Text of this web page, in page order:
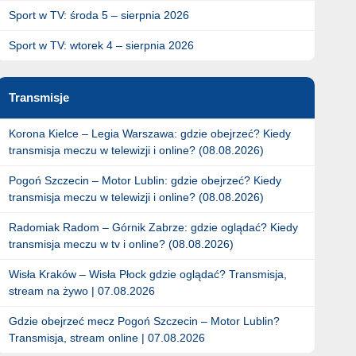
Sport w TV: środa 5 – sierpnia 2026
Sport w TV: wtorek 4 – sierpnia 2026
Transmisje
Korona Kielce – Legia Warszawa: gdzie obejrzeć? Kiedy
transmisja meczu w telewizji i online? (08.08.2026)
Pogoń Szczecin – Motor Lublin: gdzie obejrzeć? Kiedy
transmisja meczu w telewizji i online? (08.08.2026)
Radomiak Radom – Górnik Zabrze: gdzie oglądać? Kiedy
transmisja meczu w tv i online? (08.08.2026)
Wisła Kraków – Wisła Płock gdzie oglądać? Transmisja,
stream na żywo | 07.08.2026
Gdzie obejrzeć mecz Pogoń Szczecin – Motor Lublin?
Transmisja, stream online | 07.08.2026